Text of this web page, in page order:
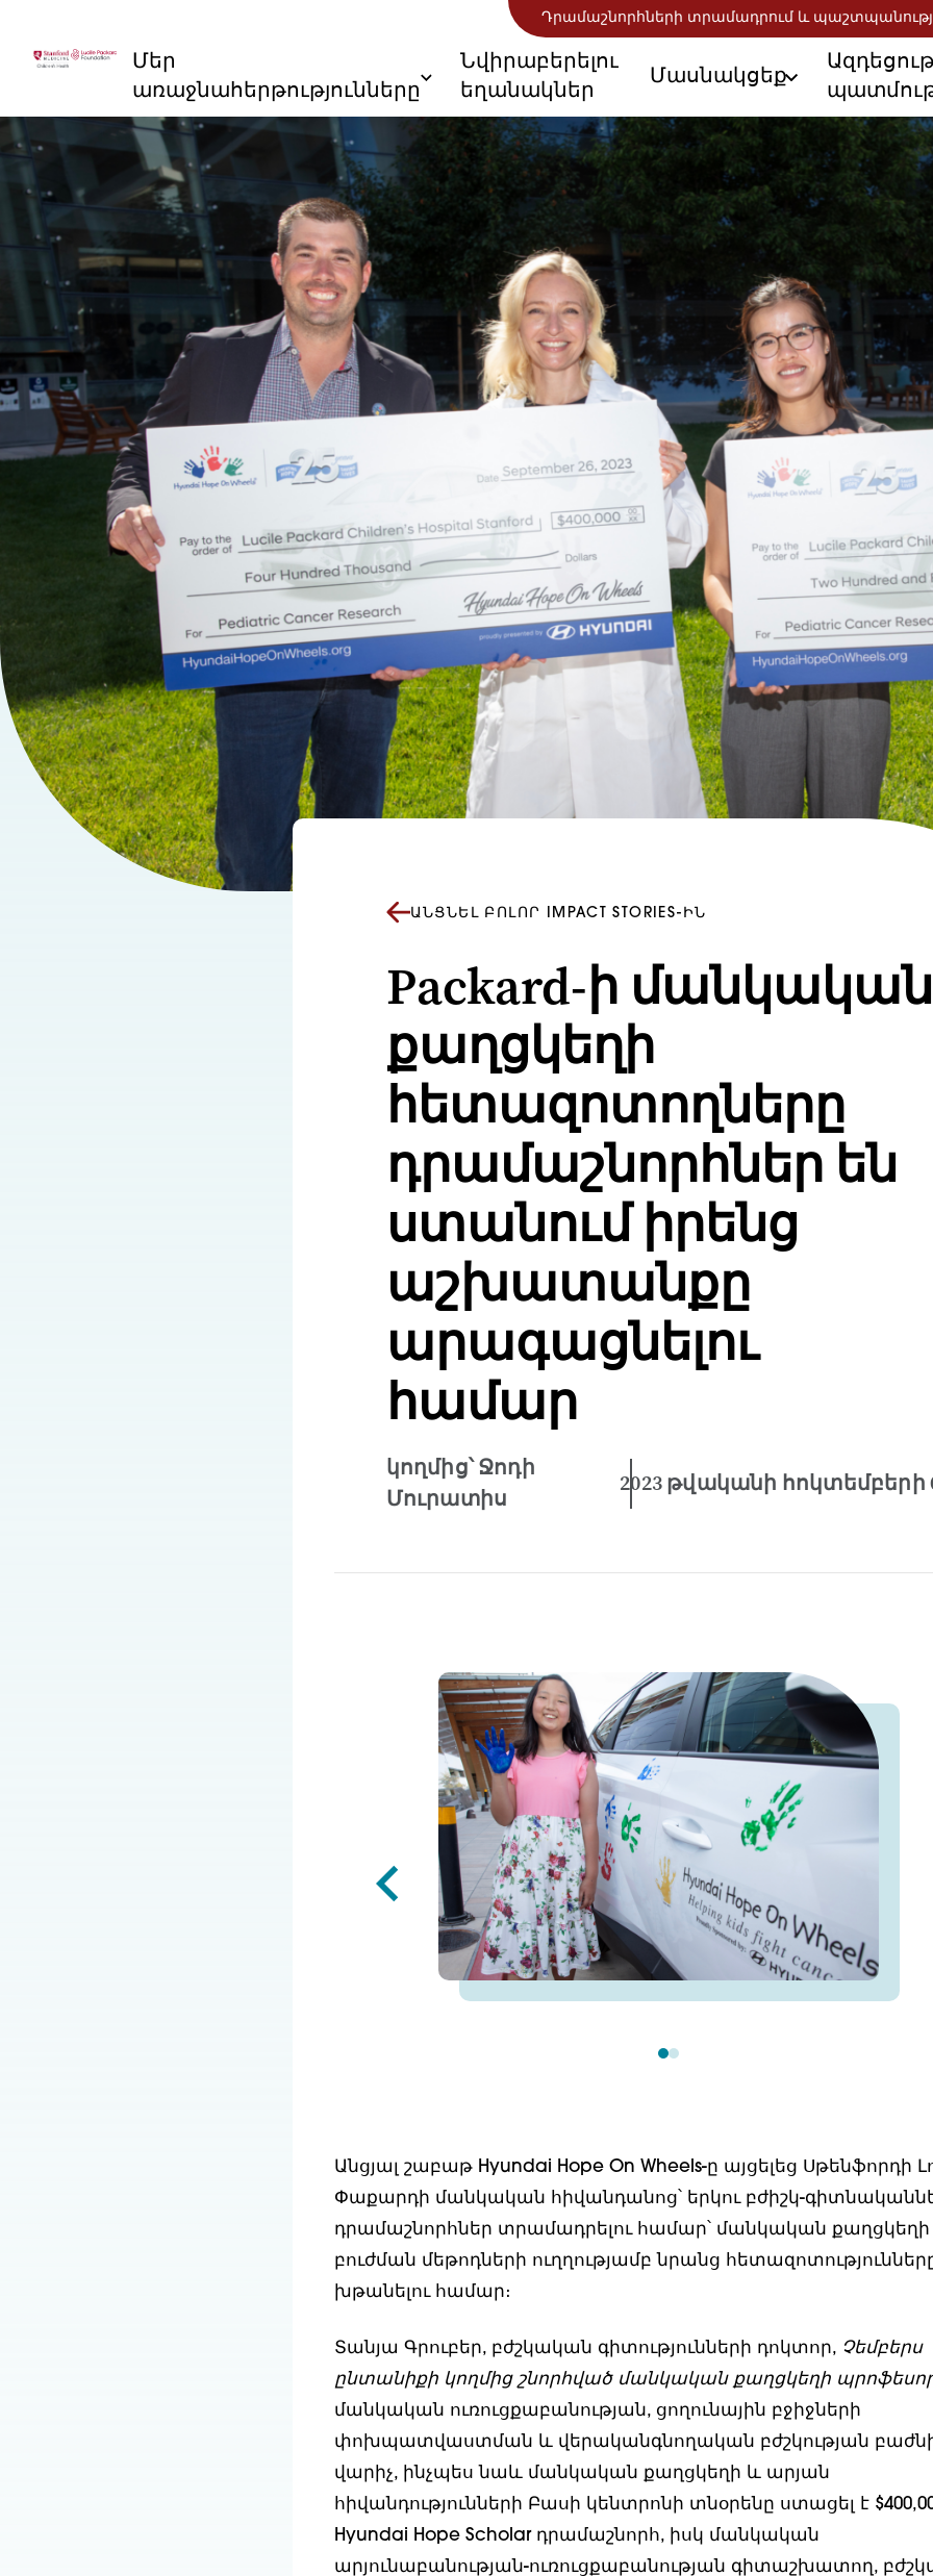
Դրամաշնորհների տրամադրում և
Մեր
առաջնահերթությունները
Նվիրաբերելու
եղանակներ
Մասնակցեք
ԱՆՑՆԵԼ ԲՈԼՈՐ IMPACT STORIES-ԻՆ
Packard-ի մանկական
քաղցկեղի
հետազոտողները
դրամաշնորհներ են
ստանում իրենց
աշխատանքը
արագացնելու
համար
կողմից՝ Ջոդի
Մուրատիս
2023 թվականի հոկտեմբերի
Անցյալ շաբաթ Hyundai Hope On Wheels-ը այցելեց Սթենֆորդի
Փաքարդի մանկական հիվանդանոց՝ երկու բժիշկ-
դրամաշնորհներ տրամադրելու համար՝ մանկական քաղցկեղի
բուժման մեթոդների ուղղությամբ նրանց
խթանելու համար։
Տանյա Գրուբեր, բժշկական գիտությունների դոկտոր, Չեմբերս
ընտանիքի կողմից շնորհված մանկական քաղցկեղի
մանկական ուռուցքաբանության, ցողունային բջիջների
փոխպատվաստման և վերականգնողական բժշկության
վարիչ, ինչպես նաև մանկական քաղցկեղի և արյան
հիվանդությունների Բասի կենտրոնի տնօրենը ստացել է
Hyundai Hope Scholar դրամաշնորհ, իսկ մանկական
արյունաբանության-ուռուցքաբանության գիտաշխատող,